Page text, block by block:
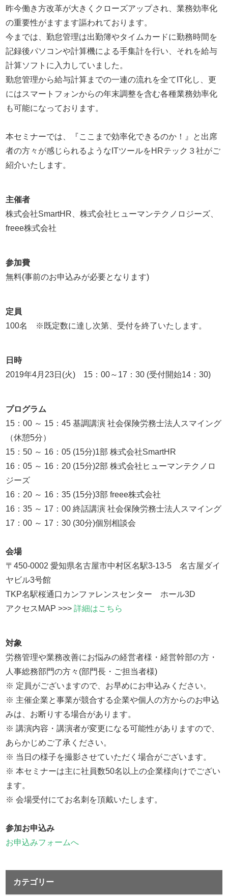
昨今働き方改革が大きくクローズアップされ、業務効率化
の重要性がますます謳われております。
今までは、勤怠管理は出勤簿やタイムカードに勤務時間を
記録後パソコンや計算機による手集計を行い、それを給与
計算ソフトに入力していました。
勤怠管理から給与計算までの一連の流れを全てIT化し、更
にはスマートフォンからの年末調整を含む各種業務効率化
も可能になっております。
本セミナーでは、『ここまで効率化できるのか！』と出席
者の方々が感じられるようなITツールをHRテック３社がご
紹介いたします。
主催者
株式会社SmartHR、株式会社ヒューマンテクノロジーズ、
freee株式会社
参加費
無料(事前のお申込みが必要となります)
定員
100名 ※既定数に達し次第、受付を終了いたします。
日時
2019年4月23日(火) 15：00～17：30 (受付開始14：30)
プログラム
15：00 ～ 15：45 基調講演 社会保険労務士法人スマイング
（休憩5分）
15：50 ～ 16：05 (15分)1部 株式会社SmartHR
16：05 ～ 16：20 (15分)2部 株式会社ヒューマンテクノロ
ジーズ
16：20 ～ 16：35 (15分)3部 freee株式会社
16：35 ～ 17：00 終話講演 社会保険労務士法人スマイング
17：00 ～ 17：30 (30分)個別相談会
会場
〒450-0002 愛知県名古屋市中村区名駅3-13-5 名古屋ダイ
ヤビル3号館
TKP名駅桜通口カンファレンスセンター ホール3D
アクセスMAP >>>詳細はこちら
対象
労務管理や業務改善にお悩みの経営者様・経営幹部の方・
人事総務部門の方々(部門長・ご担当者様)
※ 定員がございますので、お早めにお申込みください。
※ 主催企業と事業が競合する企業や個人の方からのお申込
みは、お断りする場合があります。
※ 講演内容・講演者が変更になる可能性がありますので、
あらかじめご了承ください。
※ 当日の様子を撮影させていただく場合がございます。
※ 本セミナーは主に社員数50名以上の企業様向けでござい
ます。
※ 会場受付にてお名刺を頂戴いたします。
参加お申込み
お申込みフォームへ
カテゴリー